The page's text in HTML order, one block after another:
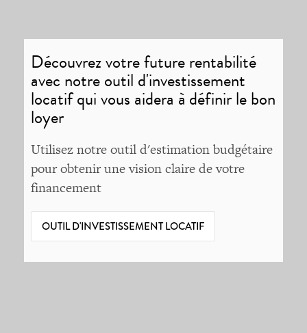
Découvrez votre future rentabilité
avec notre outil d'investissement
locatif qui vous aidera à définir le bon
loyer
Utilisez notre outil d'estimation budgétaire
pour obtenir une vision claire de votre
financement
OUTIL D'INVESTISSEMENT LOCATIF